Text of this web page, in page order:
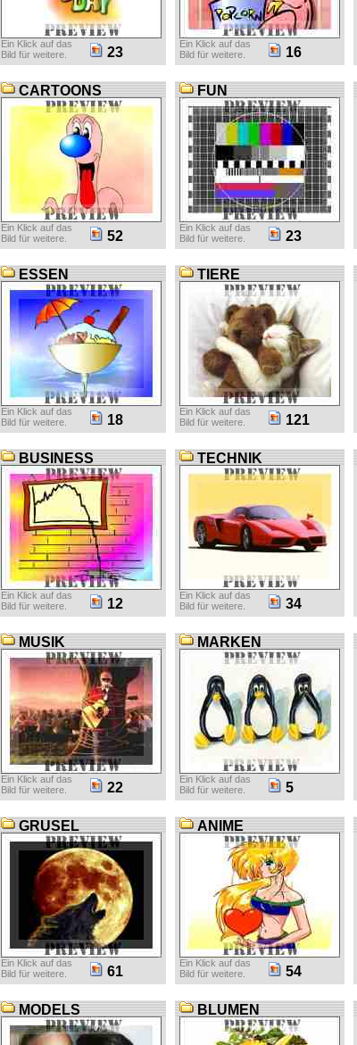
Ein Klick auf das
Bild für weitere.
23
Ein Klick auf das
Bild für weitere.
16
CARTOONS
Ein Klick auf das
Bild für weitere.
52
FUN
Ein Klick auf das
Bild für weitere.
23
ESSEN
Ein Klick auf das
Bild für weitere.
18
TIERE
Ein Klick auf das
Bild für weitere.
121
BUSINESS
Ein Klick auf das
Bild für weitere.
12
TECHNIK
Ein Klick auf das
Bild für weitere.
34
MUSIK
Ein Klick auf das
Bild für weitere.
22
MARKEN
Ein Klick auf das
Bild für weitere.
5
GRUSEL
Ein Klick auf das
Bild für weitere.
61
ANIME
Ein Klick auf das
Bild für weitere.
54
MODELS BLUMEN